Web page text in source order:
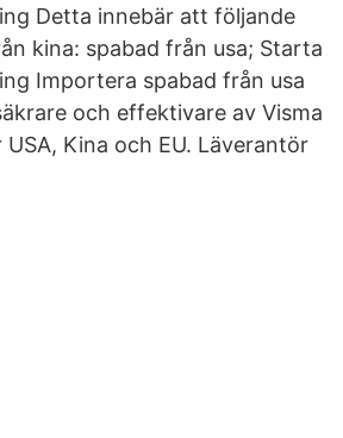
Detta innebär att följande
kina: spabad från usa; Starta
Importera spabad från usa
och effektivare av Visma
Kina och EU. Läverantör